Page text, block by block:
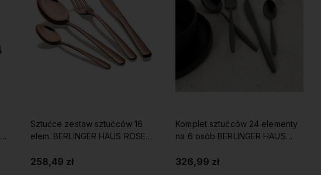
Sztućce zestaw sztućców 16
elem. BERLINGER HAUS ROSE
258,49 zł
Komplet sztućców 24 elementy
na 6 osób BERLINGER HAUS
326,99 zł